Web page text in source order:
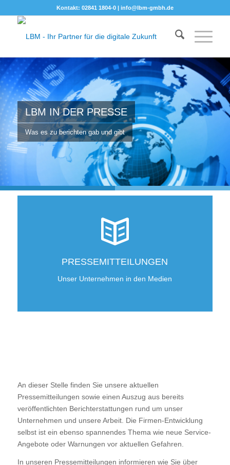
Kontakt: 02841 1804-0 | info@lbm-gmbh.de
LBM IN DER PRESSE
Was es zu berichten gab und gibt
PRESSEMITTEILUNGEN
Unser Unternehmen in den Medien
An dieser Stelle finden Sie unsere aktuellen
Pressemitteilungen sowie einen Auszug aus bereits
veröffentlichten Berichterstattungen rund um unser
Unternehmen und unsere Arbeit. Die Firmen-Entwicklung
selbst ist ein ebenso spannendes Thema wie neue Service-
Angebote oder Warnungen vor aktuellen Gefahren.
In unseren Pressemitteilungen informieren wie Sie über